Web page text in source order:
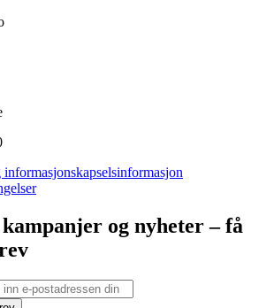
informasjonskapselsinformasjon
og nyheter – få